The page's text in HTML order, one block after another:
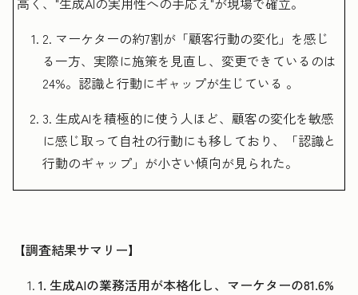
2. マーケターの約7割が「顧客行動の変化」を感じ
る一方、実際に施策を見直し、変更できているのは
24%。認識と行動にギャップが生じている 。
3. 生成AIを積極的に使う人ほど、顧客の変化を敏感
に感じ取って自社の行動にも移しており、「認識と
行動のギャップ」が小さい傾向が見られた。
【調査結果サマリー】
1. 生成AIの業務活用が本格化し、マーケターの81.6%